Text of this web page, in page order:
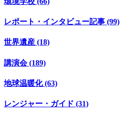
レポート・インタビュー記事 (99)
世界遺産 (18)
講演会 (189)
地球温暖化 (63)
レンジャー・ガイド (31)